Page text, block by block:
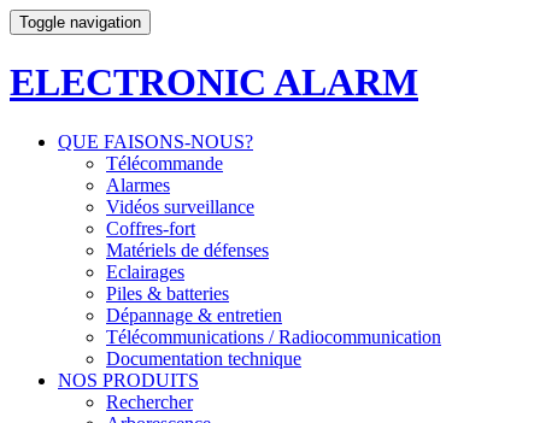
Toggle navigation
ELECTRONIC ALARM
QUE FAISONS-NOUS?
Télécommande
Alarmes
Vidéos surveillance
Coffres-fort
Matériels de défenses
Eclairages
Piles & batteries
Dépannage & entretien
Télécommunications / Radiocommunication
Documentation technique
NOS PRODUITS
Rechercher